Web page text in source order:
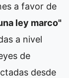
a favor de
ley marco"
a nivel
de
desde